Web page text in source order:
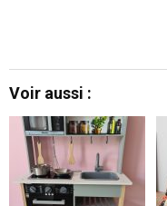
Voir aussi :